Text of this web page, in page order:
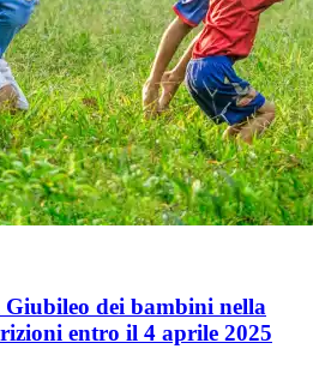
dei bambini nella
entro il 4 aprile 2025